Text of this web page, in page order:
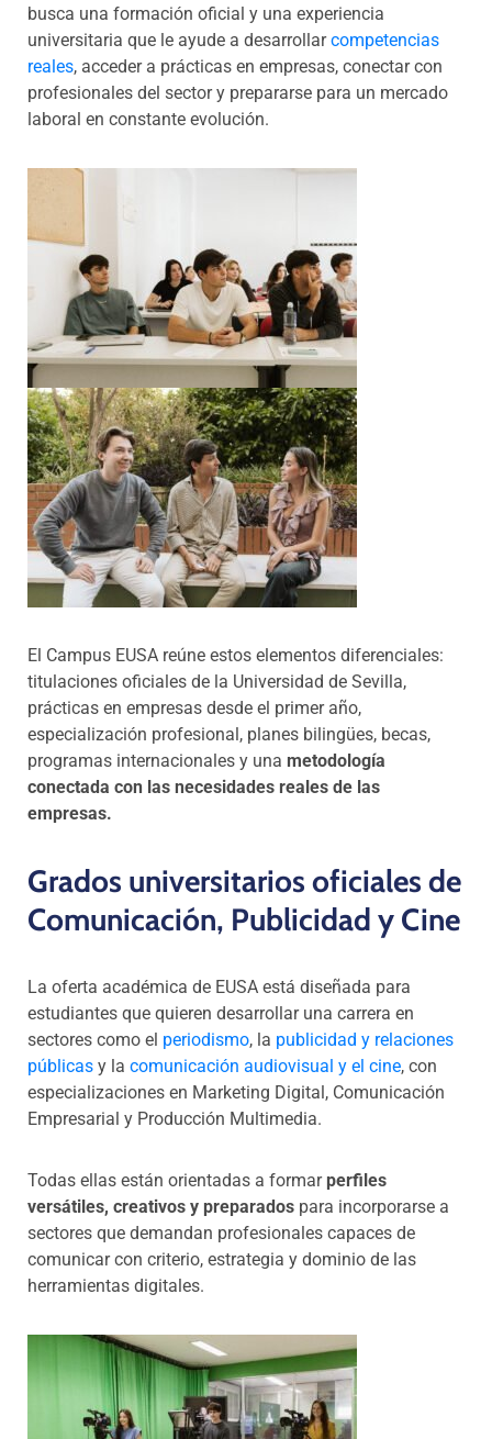
busca una formación oficial y una experiencia
universitaria que le ayude a desarrollarcompetencias
reales, acceder a prácticas en empresas, conectar con
profesionales del sector y prepararse para un mercado
laboral en constante evolución.
El Campus EUSA reúne estos elementos diferenciales:
titulaciones oficiales de la Universidad de Sevilla,
prácticas en empresas desde el primer año,
especialización profesional, planes bilingües, becas,
programas internacionales y una metodología
conectada con las necesidades reales de las
empresas.
Grados universitarios oficiales de
Comunicación, Publicidad y Cine
La oferta académica de EUSA está diseñada para
estudiantes que quieren desarrollar una carrera en
sectores como el periodismo, la publicidad y relaciones
públicas y la comunicación audiovisual y el cine, con
especializaciones en Marketing Digital, Comunicación
Empresarial y Producción Multimedia.
Todas ellas están orientadas a formar perfiles
versátiles, creativos y preparados para incorporarse a
sectores que demandan profesionales capaces de
comunicar con criterio, estrategia y dominio de las
herramientas digitales.